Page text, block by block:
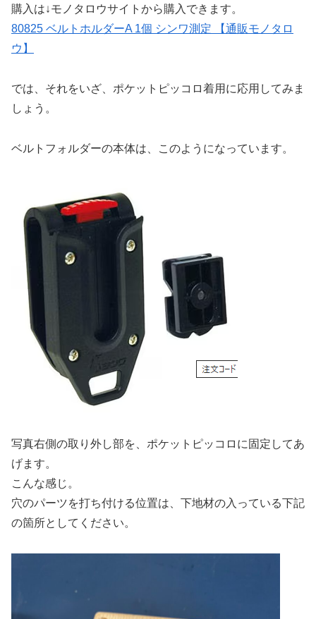
購入は↓モノタロウサイトから購入できます。
80825 ベルトホルダーA 1個 シンワ測定 【通販モノタロ
ウ】
では、それをいざ、ポケットピッコロ着用に応用してみま
しょう。
ベルトフォルダーの本体は、このようになっています。
写真右側の取り外し部を、ポケットピッコロに固定してあ
げます。
こんな感じ。
穴のパーツを打ち付ける位置は、下地材の入っている下記
の箇所としてください。